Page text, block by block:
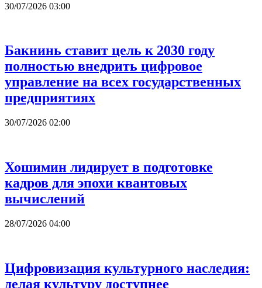
30/07/2026 03:00
Бакнинь ставит цель к 2030 году
полностью внедрить цифровое
управление на всех государственных
предприятиях
30/07/2026 02:00
Хошимин лидирует в подготовке
кадров для эпохи квантовых
вычислений
28/07/2026 04:00
Цифровизация культурного наследия:
делая культуру доступнее